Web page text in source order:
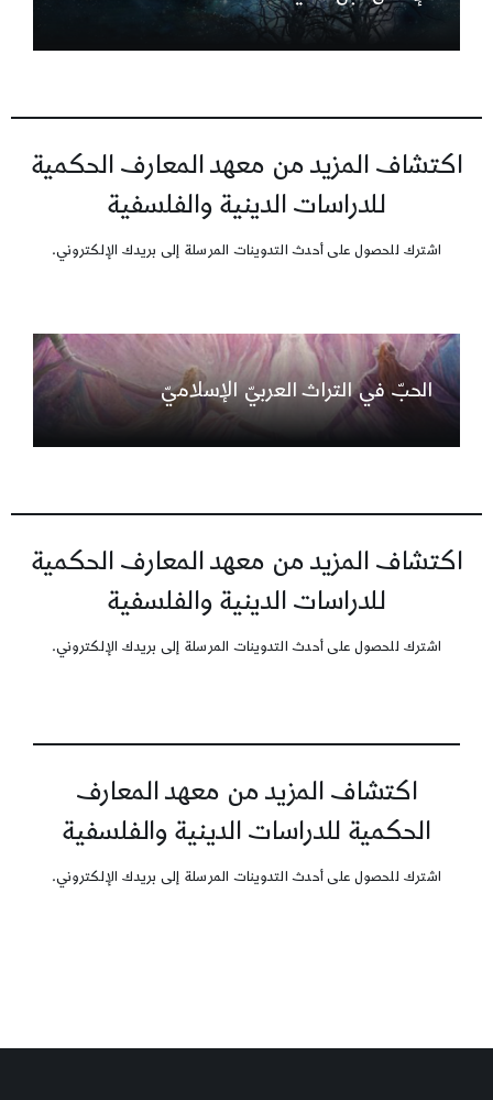
اكتشاف المزيد من معهد المعارف الحكمية
للدراسات الدينية والفلسفية
اشترك للحصول على أحدث التدوينات المرسلة إلى بريدك الإلكتروني.
الحبّ في التراث العربيّ الإسلاميّ
اكتشاف المزيد من معهد المعارف الحكمية
للدراسات الدينية والفلسفية
اشترك للحصول على أحدث التدوينات المرسلة إلى بريدك الإلكتروني.
اكتشاف المزيد من معهد المعارف
الحكمية للدراسات الدينية والفلسفية
اشترك للحصول على أحدث التدوينات المرسلة إلى بريدك الإلكتروني.